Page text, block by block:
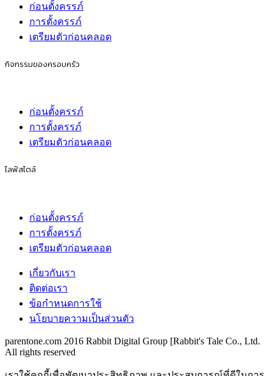
ก่อนตั้งครรภ์
การตั้งครรภ์
เตรียมตัวก่อนคลอด
กิจกรรมของครอบครัว
ก่อนตั้งครรภ์
การตั้งครรภ์
เตรียมตัวก่อนคลอด
ไลฟ์สไตล์
ก่อนตั้งครรภ์
การตั้งครรภ์
เตรียมตัวก่อนคลอด
เกี่ยวกับเรา
ติดต่อเรา
ข้อกำหนดการใช้
นโยบายความเป็นส่วนตัว
parentone.com 2016 Rabbit Digital Group [Rabbit's Tale Co., Ltd.
All rights reserved